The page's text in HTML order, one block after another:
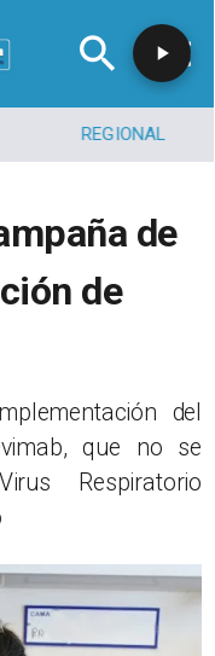
REGIONAL
de
de
del
que no se
Respiratorio